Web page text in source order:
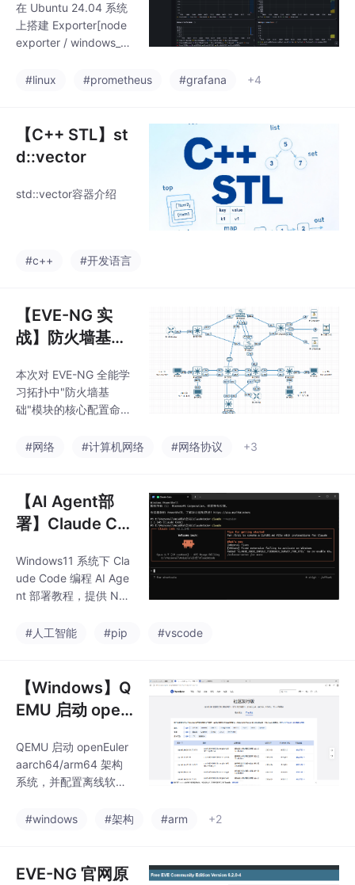
exporter/wind
ows_exporter)
+ Grafana
在 Ubuntu 24.04 系统
上搭建 Exporter[node
exporter / windows_ex
+ Grafana 监控栈的完
#linux #prometheus #grafana +4
【C++ STL】st
d::vector
std::vector容器介绍
#c++ #开发语言
【EVE-NG 实
战】防火墙基础
· NAT · ACL · 静
态路由）
本次对 EVE-NG 全能学
习拓扑中"防火墙基
础"模块的核心配置命令
析，覆盖核心交换机侧
双机热备、静态浮动路
由，以及 ASA 防火墙侧
ACL 扩展访问控制、对
T、端口映射、一对一
静态）、静态路由、IC
MP 访问与协议检测等
语法、自主命名项及约
#网络 #计算机网络 #网络协议 +3
【AI Agent部
署】Claude Co
C Switch 部署
指南
Windows11 系统下 Cla
ude Code 编程 AI Age
nt 部署教程，提供 NP
式，优先推荐 Winget
搭建本地离线免费智能
助手，也可通过 CC Sw
itch 工具接入 DeepSee
插件
#人工智能 #pip #vscode
【Windows】Q
EMU 启动 open
arm64 架构系统
+ 离线软件源
QEMU 启动 openEuler
aarch64/arm64 架构
系统，并配置离线软件
#windows
#架构 #arm +2
EVE-NG 官网原